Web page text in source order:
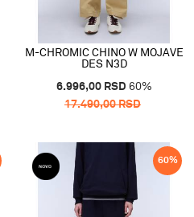
M-CHROMIC CHINO W MOJAVE
DES N3D
6.996,00 RSD 60%
17.490,00RSD
60%